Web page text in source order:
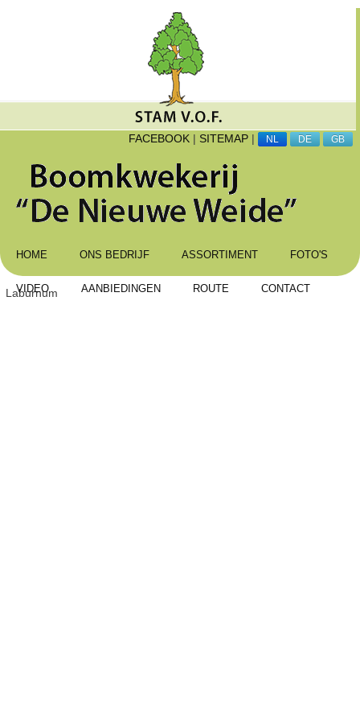
FACEBOOK | SITEMAP | NL DE GB
HOME ONS BEDRIJF ASSORTIMENT FOTO'S
VIDEO AANBIEDINGEN ROUTE CONTACT
Laburnum